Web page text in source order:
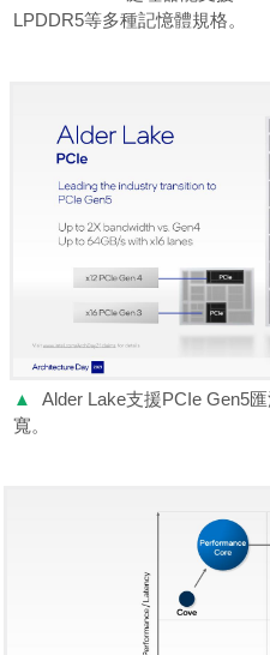
LPDDR5等多種記憶體規格。
▲
Alder Lake支援PCIe Gen5
寬。